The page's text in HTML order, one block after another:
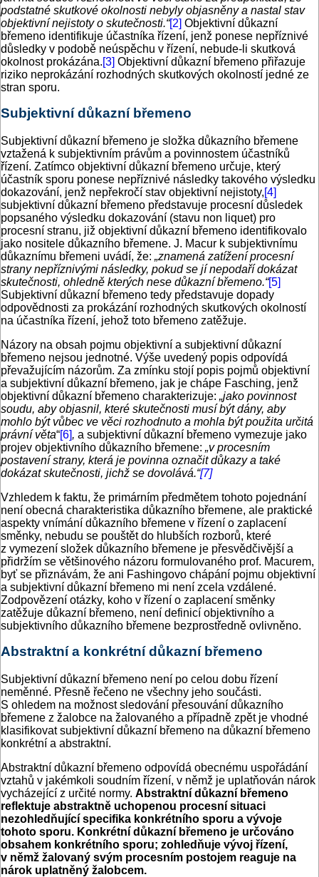
podstatné skutkové okolnosti nebyly objasněny a nastal stav
objektivní nejistoty o skutečnosti.“[2] Objektivní důkazní
břemeno identifikuje účastníka řízení, jenž ponese nepříznivé
důsledky v podobě neúspěchu v řízení, nebude-li skutková
okolnost prokázána.[3] Objektivní důkazní břemeno přiřazuje
riziko neprokázání rozhodných skutkových okolností jedné ze
stran sporu.
Subjektivní důkazní břemeno
Subjektivní důkazní břemeno je složka důkazního břemene
vztažená k subjektivním právům a povinnostem účastníků
řízení. Zatímco objektivní důkazní břemeno určuje, který
účastník sporu ponese nepříznivé následky takového výsledku
dokazování, jenž nepřekročí stav objektivní nejistoty,[4]
subjektivní důkazní břemeno představuje procesní důsledek
popsaného výsledku dokazování (stavu non liquet) pro
procesní stranu, již objektivní důkazní břemeno identifikovalo
jako nositele důkazního břemene. J. Macur k subjektivnímu
důkaznímu břemeni uvádí, že: „znamená zatížení procesní
strany nepříznivými následky, pokud se jí nepodaří dokázat
skutečnosti, ohledně kterých nese důkazní břemeno.“[5]
Subjektivní důkazní břemeno tedy představuje dopady
odpovědnosti za prokázání rozhodných skutkových okolností
na účastníka řízení, jehož toto břemeno zatěžuje.
Názory na obsah pojmu objektivní a subjektivní důkazní
břemeno nejsou jednotné. Výše uvedený popis odpovídá
převažujícím názorům. Za zmínku stojí popis pojmů objektivní
a subjektivní důkazní břemeno, jak je chápe Fasching, jenž
objektivní důkazní břemeno charakterizuje: „jako povinnost
soudu, aby objasnil, které skutečnosti musí být dány, aby
mohlo být vůbec ve věci rozhodnuto a mohla být použita určitá
právní věta“[6], a subjektivní důkazní břemeno vymezuje jako
projev objektivního důkazního břemene: „v procesním
postavení strany, která je povinna označit důkazy a také
dokázat skutečnosti, jichž se dovolává.“[7]
Vzhledem k faktu, že primárním předmětem tohoto pojednání
není obecná charakteristika důkazního břemene, ale praktické
aspekty vnímání důkazního břemene v řízení o zaplacení
směnky, nebudu se pouštět do hlubších rozborů, které
z vymezení složek důkazního břemene je přesvědčivější a
přidržím se většinového názoru formulovaného prof. Macurem,
byť se přiznávám, že ani Fashingovo chápání pojmu objektivní
a subjektivní důkazní břemeno mi není zcela vzdálené.
Zodpovězení otázky, koho v řízení o zaplacení směnky
zatěžuje důkazní břemeno, není definicí objektivního a
subjektivního důkazního břemene bezprostředně ovlivněno.
Abstraktní a konkrétní důkazní břemeno
Subjektivní důkazní břemeno není po celou dobu řízení
neměnné. Přesně řečeno ne všechny jeho součásti.
S ohledem na možnost sledování přesouvání důkazního
břemene z žalobce na žalovaného a případně zpět je vhodné
klasifikovat subjektivní důkazní břemeno na důkazní břemeno
konkrétní a abstraktní.
Abstraktní důkazní břemeno odpovídá obecnému uspořádání
vztahů v jakémkoli soudním řízení, v němž je uplatňován nárok
vycházející z určité normy. Abstraktní důkazní břemeno
reflektuje abstraktně uchopenou procesní situaci
nezohledňující specifika konkrétního sporu a vývoje
tohoto sporu. Konkrétní důkazní břemeno je určováno
obsahem konkrétního sporu; zohledňuje vývoj řízení,
v němž žalovaný svým procesním postojem reaguje na
nárok uplatněný žalobcem.